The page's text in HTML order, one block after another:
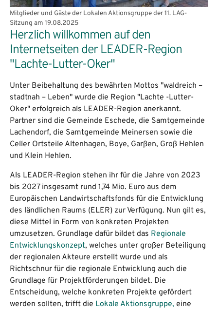
Mitglieder und Gäste der Lokalen Aktionsgruppe der 11. LAG-
Sitzung am 19.08.2025
Herzlich willkommen auf den
Internetseiten der LEADER-Region
"Lachte-Lutter-Oker"
Unter Beibehaltung des bewährten Mottos "waldreich –
stadtnah – Leben" wurde die Region "Lachte -Lutter-
Oker" erfolgreich als LEADER-Region anerkannt.
Partner sind die Gemeinde Eschede, die Samtgemeinde
Lachendorf, die Samtgemeinde Meinersen sowie die
Celler Ortsteile Altenhagen, Boye, Garßen, Groß Hehlen
und Klein Hehlen.
Als LEADER-Region stehen ihr für die Jahre von 2023
bis 2027 insgesamt rund 1,74 Mio. Euro aus dem
Europäischen Landwirtschaftsfonds für die Entwicklung
des ländlichen Raums (ELER) zur Verfügung. Nun gilt es,
diese Mittel in Form von konkreten Projekten
umzusetzen. Grundlage dafür bildet das Regionale
Entwicklungskonzept, welches unter großer Beteiligung
der regionalen Akteure erstellt wurde und als
Richtschnur für die regionale Entwicklung auch die
Grundlage für Projektförderungen bildet. Die
Entscheidung, welche konkreten Projekte gefördert
werden sollten, trifft die Lokale Aktionsgruppe, eine